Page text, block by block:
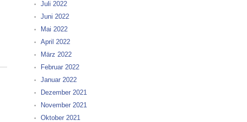
Juli 2022
Juni 2022
Mai 2022
April 2022
März 2022
Februar 2022
Januar 2022
Dezember 2021
November 2021
Oktober 2021